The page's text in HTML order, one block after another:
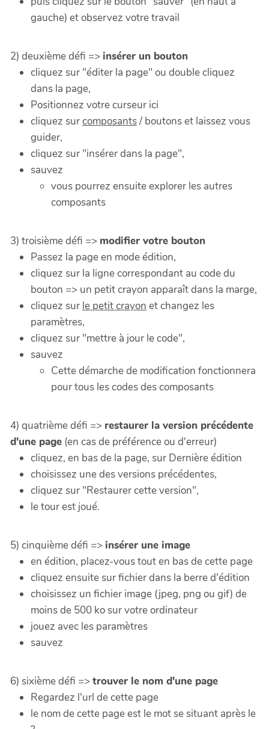
gauche) et observez votre travail
2) deuxième défi => insérer un bouton
cliquez sur "éditer la page" ou double cliquez
dans la page,
Positionnez votre curseur ici
cliquez surcomposants/ boutons et laissez vous
guider,
cliquez sur "insérer dans la page",
sauvez
vous pourrez ensuite explorer les autres
composants
3) troisième défi => modifier votre bouton
Passez la page en mode édition,
cliquez sur la ligne correspondant au code du
bouton => un petit crayon apparaît dans la marge,
cliquez sur le petit crayon et changez les
paramètres,
cliquez sur "mettre à jour le code",
sauvez
Cette démarche de modification fonctionnera
pour tous les codes des composants
4) quatrième défi => restaurer la version précédente
d'une page (en cas de préférence ou d'erreur)
cliquez, en bas de la page, sur Dernière édition
choisissez une des versions précédentes,
cliquez sur "Restaurer cette version",
le tour est joué.
5) cinquième défi => insérer une image
en édition, placez-vous tout en bas de cette page
cliquez ensuite sur fichier dans la berre d'édition
choisissez un fichier image (jpeg, png ou gif) de
moins de 500 ko sur votre ordinateur
jouez avec les paramètres
sauvez
6) sixième défi => trouver le nom d'une page
Regardez l'url de cette page
le nom de cette page est le mot se situant après le